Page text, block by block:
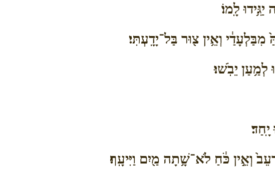
לָֽמוֹ׃
וְאֵ֥ין צ֖וּר בַּל־יָדָֽעְתִּי׃
יֵבֹֽשׁוּ׃
וְאֵ֣ין כֹּ֔חַ לֹא־שָׁ֥תָה מַ֖יִם וַיִּיעָֽף׃